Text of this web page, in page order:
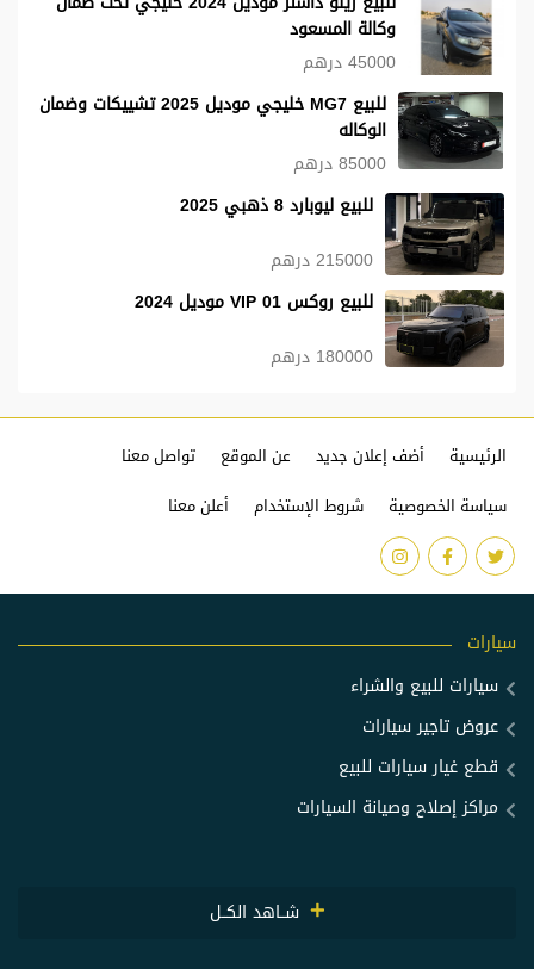
وكالة المسعود
45000 درهم
للبيع MG7 خليجي موديل 2025 تشييكات وضمان
الوكاله
85000 درهم
للبيع ليوبارد 8 ذهبي 2025
215000 درهم
للبيع روكس 01 VIP موديل 2024
180000 درهم
الرئيسية أضف إعلان جديد عن الموقع
تواصل معنا
سياسة الخصوصية
شروط الإستخدام أعلن معنا
سيارات
سيارات للبيع والشراء
عروض تاجير سيارات
قطع غيار سيارات للبيع
مراكز إصلاح وصيانة السيارات
شــاهد الكــل